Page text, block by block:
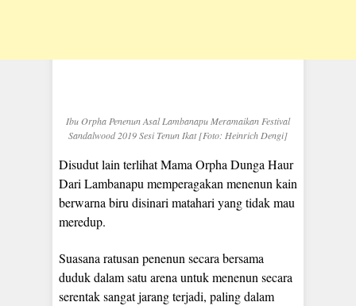
Ibu Orpha Penenun Asal Lambanapu Meramaikan Festival
Sandalwood 2019 Sesi Tenun Ikat [Foto: Heinrich Dengi]
Disudut lain terlihat Mama Orpha Dunga Haur
Dari Lambanapu memperagakan menenun kain
berwarna biru disinari matahari yang tidak mau
meredup.
Suasana ratusan penenun secara bersama
duduk dalam satu arena untuk menenun secara
serentak sangat jarang terjadi, paling dalam